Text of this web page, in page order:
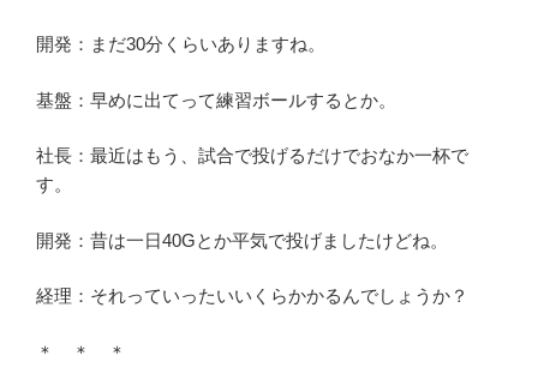
開発：まだ30分くらいありますね。
基盤：早めに出てって練習ボールするとか。
社長：最近はもう、試合で投げるだけでおなか一杯で
す。
開発：昔は一日40Gとか平気で投げましたけどね。
経理：それっていったいいくらかかるんでしょうか？
＊ ＊ ＊